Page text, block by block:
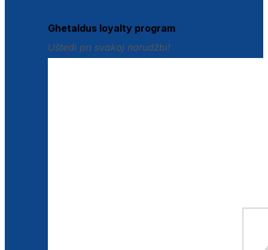
Ghetaldus loyalty program
Uštedi pri svakoj narudžbi!